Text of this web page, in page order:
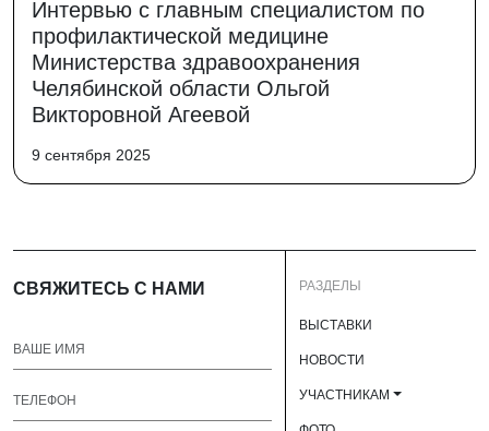
Интервью с главным специалистом по
профилактической медицине
Министерства здравоохранения
Челябинской области Ольгой
Викторовной Агеевой
9 сентября 2025
СВЯЖИТЕСЬ С НАМИ РАЗДЕЛЫ
ВЫСТАВКИ
НОВОСТИ
УЧАСТНИКАМ